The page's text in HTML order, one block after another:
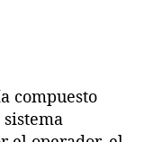
compuesto